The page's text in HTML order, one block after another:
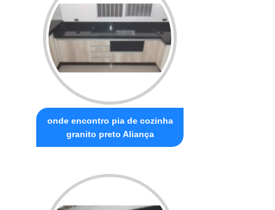
onde encontro pia de cozinha
granito preto Aliança